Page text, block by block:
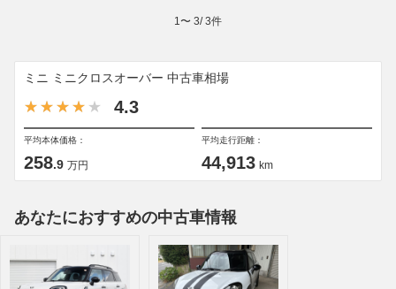
1 〜 3/3件
ミニ ミニクロスオーバー 中古車相場
4.3
平均本体価格：
258.9 万円
平均走行距離：
44,913 km
あなたにおすすめの中古車情報